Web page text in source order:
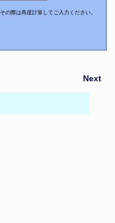
際は再度計算してご入力ください。
Next